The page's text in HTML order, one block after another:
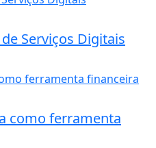
Serviços Digitais
como ferramenta